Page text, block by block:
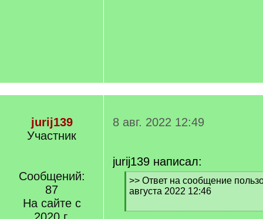
jurij139
Участник
Сообщений:
87
На сайте с
8 авг. 2022 12:49
jurij139 написал:
[
q
>> Ответ на сообщение
августа 2022 12:46
[